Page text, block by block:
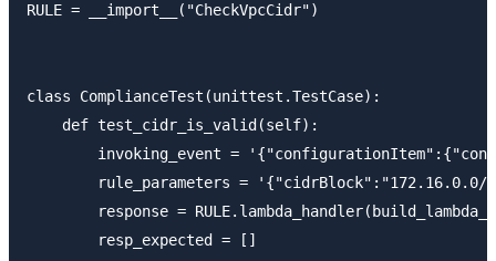
RULE = __import__("CheckVpcCidr")
class ComplianceTest(unittest.TestCase):
    def test_cidr_is_valid(self):
invoking_event =
rule_parameters = '{"cidrBlock":"172.16.0.0/
response =
        resp_expected = []